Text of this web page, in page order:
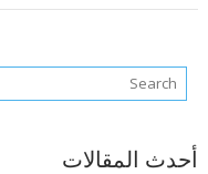
أحدث المقالات